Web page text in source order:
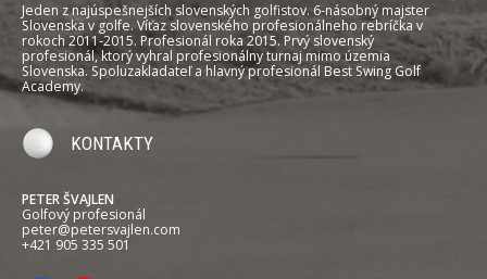
Jeden z najúspešnejších slovenských golfistov. 6-násobný majster
Slovenska v golfe. Víťaz slovenského profesionálneho rebríčka v
rokoch 2011-2015. Profesionál roka 2015. Prvý slovenský
profesionál, ktorý vyhral profesionálny turnaj mimo územia
Slovenska. Spoluzakladateľ a hlavný profesionál Best Swing Golf
Academy.
KONTAKTY
PETER ŠVAJLEN
Golfový profesionál
peter@petersvajlen.com
+421 905 335 501